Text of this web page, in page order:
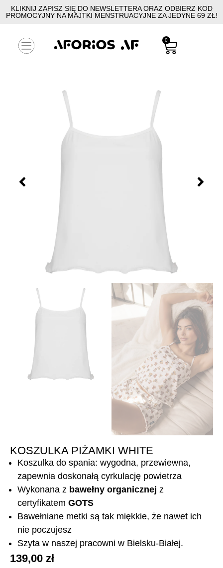
KLIKNIJ ZAPISZ SIĘ DO NEWSLETTERA ORAZ ODBIERZ KOD
PROMOCYJNY NA MAJTKI MENSTRUACYJNE ZA JEDYNE 69 ZŁ!
0
KOSZULKA PIŻAMKI WHITE
Koszulka do spania: wygodna, przewiewna,
zapewnia doskonałą cyrkulację powietrza
Wykonana z bawełny organicznej z
certyfikatem GOTS
Bawełniane metki są tak miękkie, że nawet ich
nie poczujesz
Szyta w naszej pracowni w Bielsku-Białej.
139,00 zł